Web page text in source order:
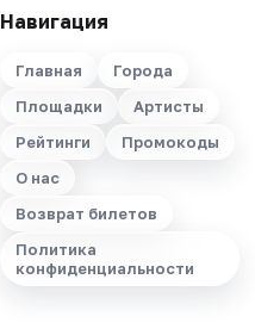
Навигация
Главная
Города
Площадки
Артисты
Рейтинги
Промокоды
О нас
Возврат билетов
Политика
конфиденциальности